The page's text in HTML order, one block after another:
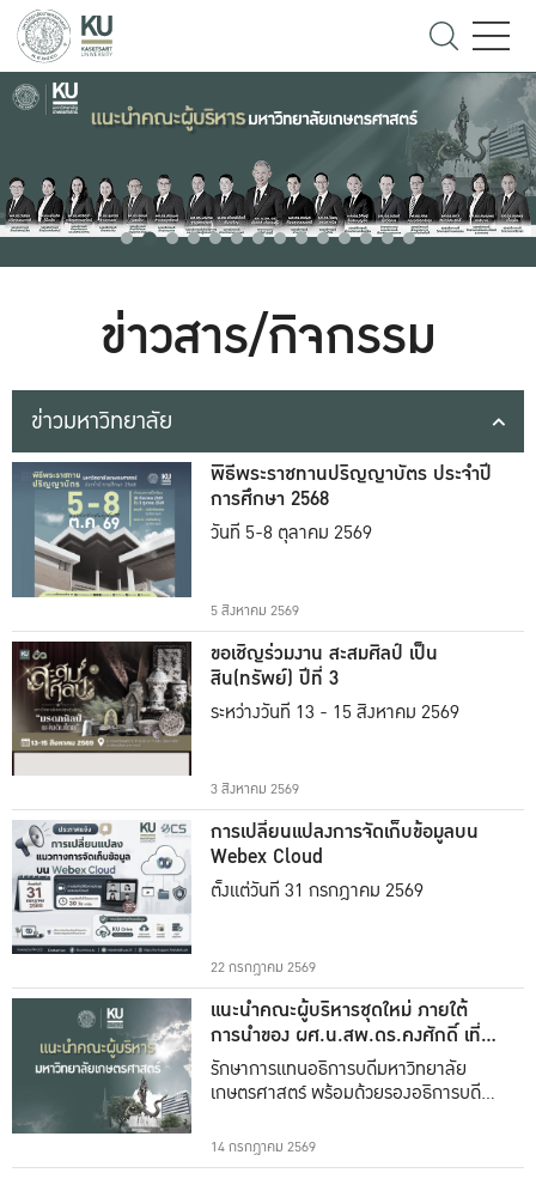
ข่าวสาร/กิจกรรม
ข่าวมหาวิทยาลัย
พิธีพระราชทานปริญญาบัตร ประจำปี
การศึกษา 2568
วันที่ 5-8 ตุลาคม 2569
5 สิงหาคม 2569
ขอเชิญร่วมงาน สะสมศิลป์ เป็น
สิน(ทรัพย์) ปีที่ 3
ระหว่างวันที่ 13 - 15 สิงหาคม 2569
3 สิงหาคม 2569
การเปลี่ยนแปลงการจัดเก็บข้อมูลบน
Webex Cloud
ตั้งแต่วันที่ 31 กรกฎาคม 2569
22 กรกฎาคม 2569
แนะนำคณะผู้บริหารชุดใหม่ ภายใต้
การนำของ ผศ.น.สพ.ดร.คงศักดิ์ เที่ยง
ธรรม
รักษาการแทนอธิการบดีมหาวิทยาลัย
เกษตรศาสตร์ พร้อมด้วยรองอธิการบดีทั้ง
14 กรกฎาคม 2569